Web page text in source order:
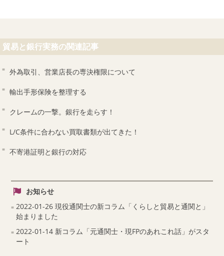
貿易と銀行実務の関連記事
外為取引、営業店長の専決権限について
輸出手形保険を整理する
クレームの一撃。銀行を走らす！
L/C条件に合わない買取書類が出てきた！
不寄港証明と銀行の対応
お知らせ
2022-01-26 現役通関士の新コラム「くらしと貿易と通関と」
始まりました
2022-01-14 新コラム「元通関士・現FPのあれこれ話」がスタ
ート